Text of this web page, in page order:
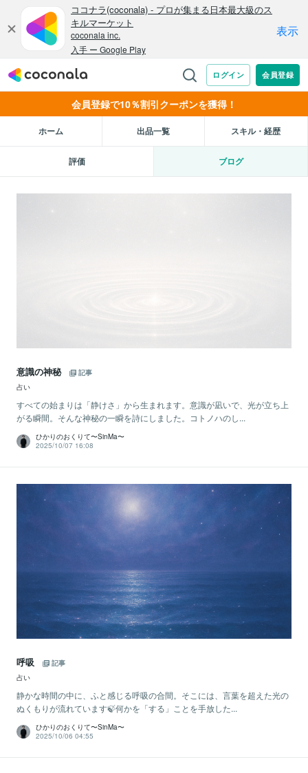
会員登録で10％割引クーポンを獲得！
ホーム 出品一覧 スキル・経歴
評価 ブログ
意識の神秘
記事
占い
すべての始まりは「静けさ」から生まれます。意識が凪いで、光が立ち上
がる瞬間。そんな神秘の一瞬を詩にしました。コトノハのし...
ひかりのおくりて〜SinMa〜
2025/10/07 16:08
呼吸
記事
占い
静かな時間の中に、ふと感じる呼吸の合間。そこには、言葉を超えた光の
ぬくもりが流れています🍃何かを「する」ことを手放した...
ひかりのおくりて〜SinMa〜
2025/10/06 04:55